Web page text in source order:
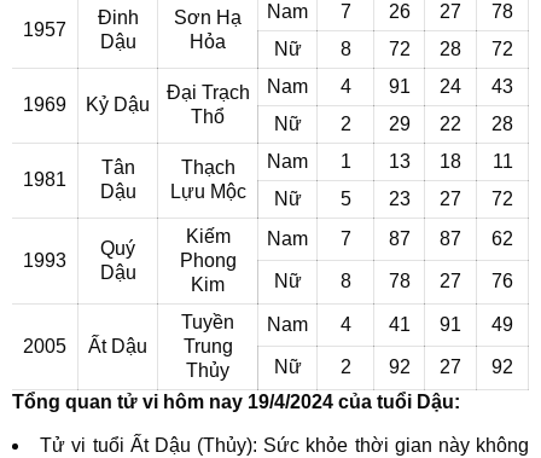
1957
Đinh
Dậu
Sơn Hạ
Hỏa
Nam 7 26 27
78
Nữ
8 72 28 72
1969 Kỷ Dậu
Đại Trạch
Thổ
Nam 4 91 24
43
Nữ
2 29 22 28
1981
Tân
Dậu
Thạch
Lựu Mộc
Nam 1 13 18
11
Nữ
5 23 27 72
1993
Quý
Dậu
Kiếm
Phong
Kim
Nam 7 87 87 62
Nữ 8 78 27 76
2005 Ất Dậu
Tuyền
Trung
Thủy
Nam 4 41 91 49
Nữ 2 92 27
92
Tổng quan tử vi hôm nay 19/4/2024 của tuổi Dậu:
Tử vi tuổi Ất Dậu (Thủy): Sức khỏe thời gian này không